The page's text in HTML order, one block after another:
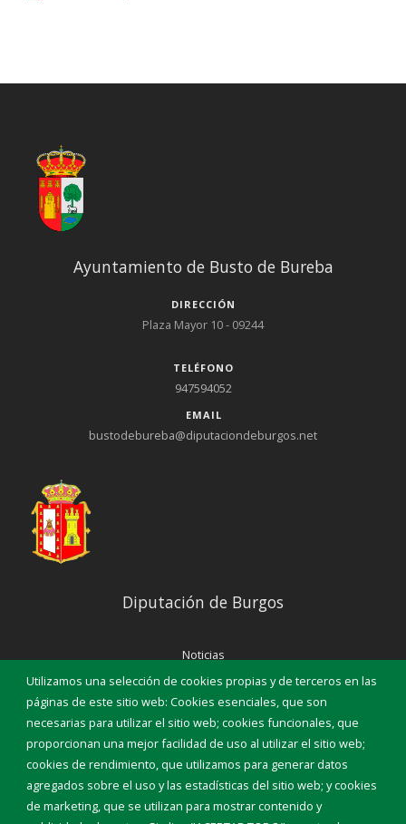
Utilizamos una selección de cookies propias y de terceros en las
páginas de este sitio web: Cookies esenciales, que son
necesarias para utilizar el sitio web; cookies funcionales, que
proporcionan una mejor facilidad de uso al utilizar el sitio web;
cookies de rendimiento, que utilizamos para generar datos
agregados sobre el uso y las estadísticas del sitio web; y cookies
de marketing, que se utilizan para mostrar contenido y
Ayuntamiento de Busto de Bureba
DIRECCIÓN
Plaza Mayor 10 - 09244
TELÉFONO
947594052
EMAIL
bustodebureba@diputaciondeburgos.net
Diputación de Burgos
Noticias
Eventos
Corporación Municipal
Teléfonos de interés
INICIAR SESIÓN
MAPA WEB